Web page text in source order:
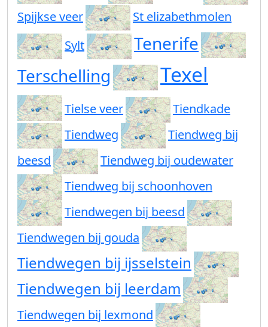
Spijkse veer
St elizabethmolen
Sylt
Tenerife
Terschelling
Texel
Tielse veer
Tiendkade
Tiendweg
Tiendweg bij
beesd
Tiendweg bij oudewater
Tiendweg bij schoonhoven
Tiendwegen bij beesd
Tiendwegen bij gouda
Tiendwegen bij ijsselstein
Tiendwegen bij leerdam
Tiendwegen bij lexmond